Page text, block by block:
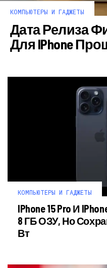
КОМПЬЮТЕРЫ И ГАДЖЕТЫ
Дата Релиза
Для IPhone
КОМПЬЮТЕРЫ И ГАДЖЕТЫ
IPhone 15 Pro И
8 ГБ ОЗУ, Но
Вт